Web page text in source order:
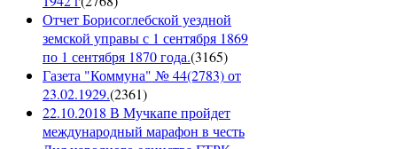
Отчет Борисоглебской уездной
земской управы с 1 сентября 1869
по 1 сентября 1870 года.(3165)
Газета "Коммуна" № 44(2783) от
23.02.1929.(2361)
22.10.2018 В Мучкапе пройдет
международный марафон в честь